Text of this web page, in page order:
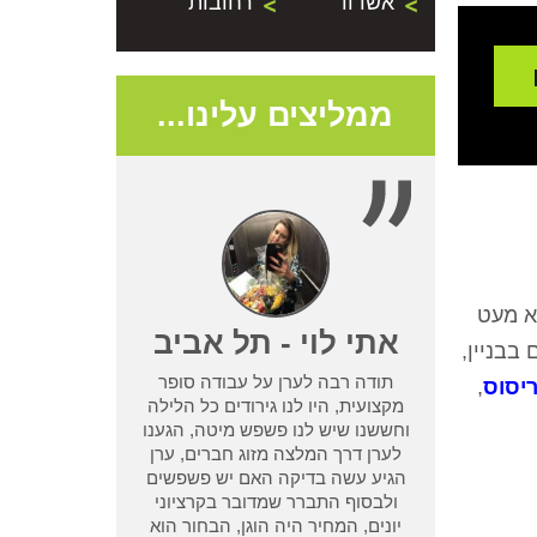
מעט
,
ממליצים עלינו...
אתי לוי - תל אביב
תודה רבה לערן על עבודה סופר
מקצועית, היו לנו גירודים כל הלילה
וחששנו שיש לנו פשפש מיטה, הגענו
לערן דרך המלצה מזוג חברים, ערן
הגיע עשה בדיקה האם יש פשפשים
ולבסוף התברר שמדובר בקרציוני
יונים, המחיר היה הוגן, הבחור הוא
נתניה